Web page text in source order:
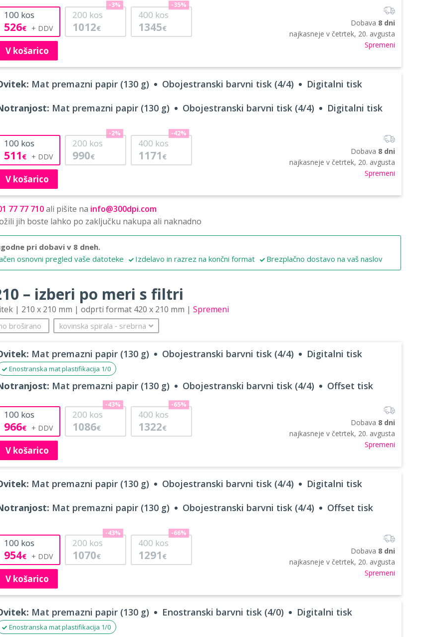
100 kos
526€
200 kos
1012€
-3%
400 kos
1345€
-35%
V košarico
Dobava 8 dni
najkasneje v četrtek, 20. avgusta
Spremeni
Mat premazni papir (130 g) Obojestranski barvni tisk (4/4) Digitalni tisk
Mat premazni papir (130 g) Obojestranski barvni tisk (4/4) Digitalni tisk
100 kos
511€
200 kos
990€
-2%
400 kos
1171 €
-42%
V košarico
Dobava 8 dni
najkasneje v četrtek, 20. avgusta
Spremeni
77 77 710ali pišite na info@300dpi.com
jih boste lahko po zaključku nakupa ali naknadno
pri dobavi v 8 dneh.
osnovni pregled vaše datoteke Izdelavo in razrez na končni format Brezplačno dostavo na vaš naslov
– izberi po meri s filtri
| 210 x 210 mm | odprti format 420 x 210 mm | Spremeni
broširano kovinska spirala ‐ srebrna
Mat premazni papir (130 g) Obojestranski barvni tisk (4/4) Digitalni tisk
Enostranska mat plastifikacija 1/0
Mat premazni papir (130 g) Obojestranski barvni tisk (4/4) Offset tisk
100 kos
966€
200 kos
1086€
-43%
400 kos
1322€
-65%
V košarico
Dobava 8 dni
najkasneje v četrtek, 20. avgusta
Spremeni
Mat premazni papir (130 g) Obojestranski barvni tisk (4/4) Digitalni tisk
Mat premazni papir (130 g) Obojestranski barvni tisk (4/4) Offset tisk
100 kos
954€
200 kos
1070€
-43%
400 kos
1291 €
-66%
V košarico
Dobava 8 dni
najkasneje v četrtek, 20. avgusta
Spremeni
Mat premazni papir (130 g) Enostranski barvni tisk (4/0) Digitalni tisk
Enostranska mat plastifikacija 1/0